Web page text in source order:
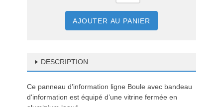
AJOUTER AU PANIER
DESCRIPTION
Ce panneau d’information ligne Boule avec bandeau
d'information est équipé d’une vitrine fermée en